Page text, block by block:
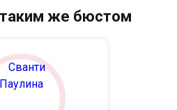
же бюстом